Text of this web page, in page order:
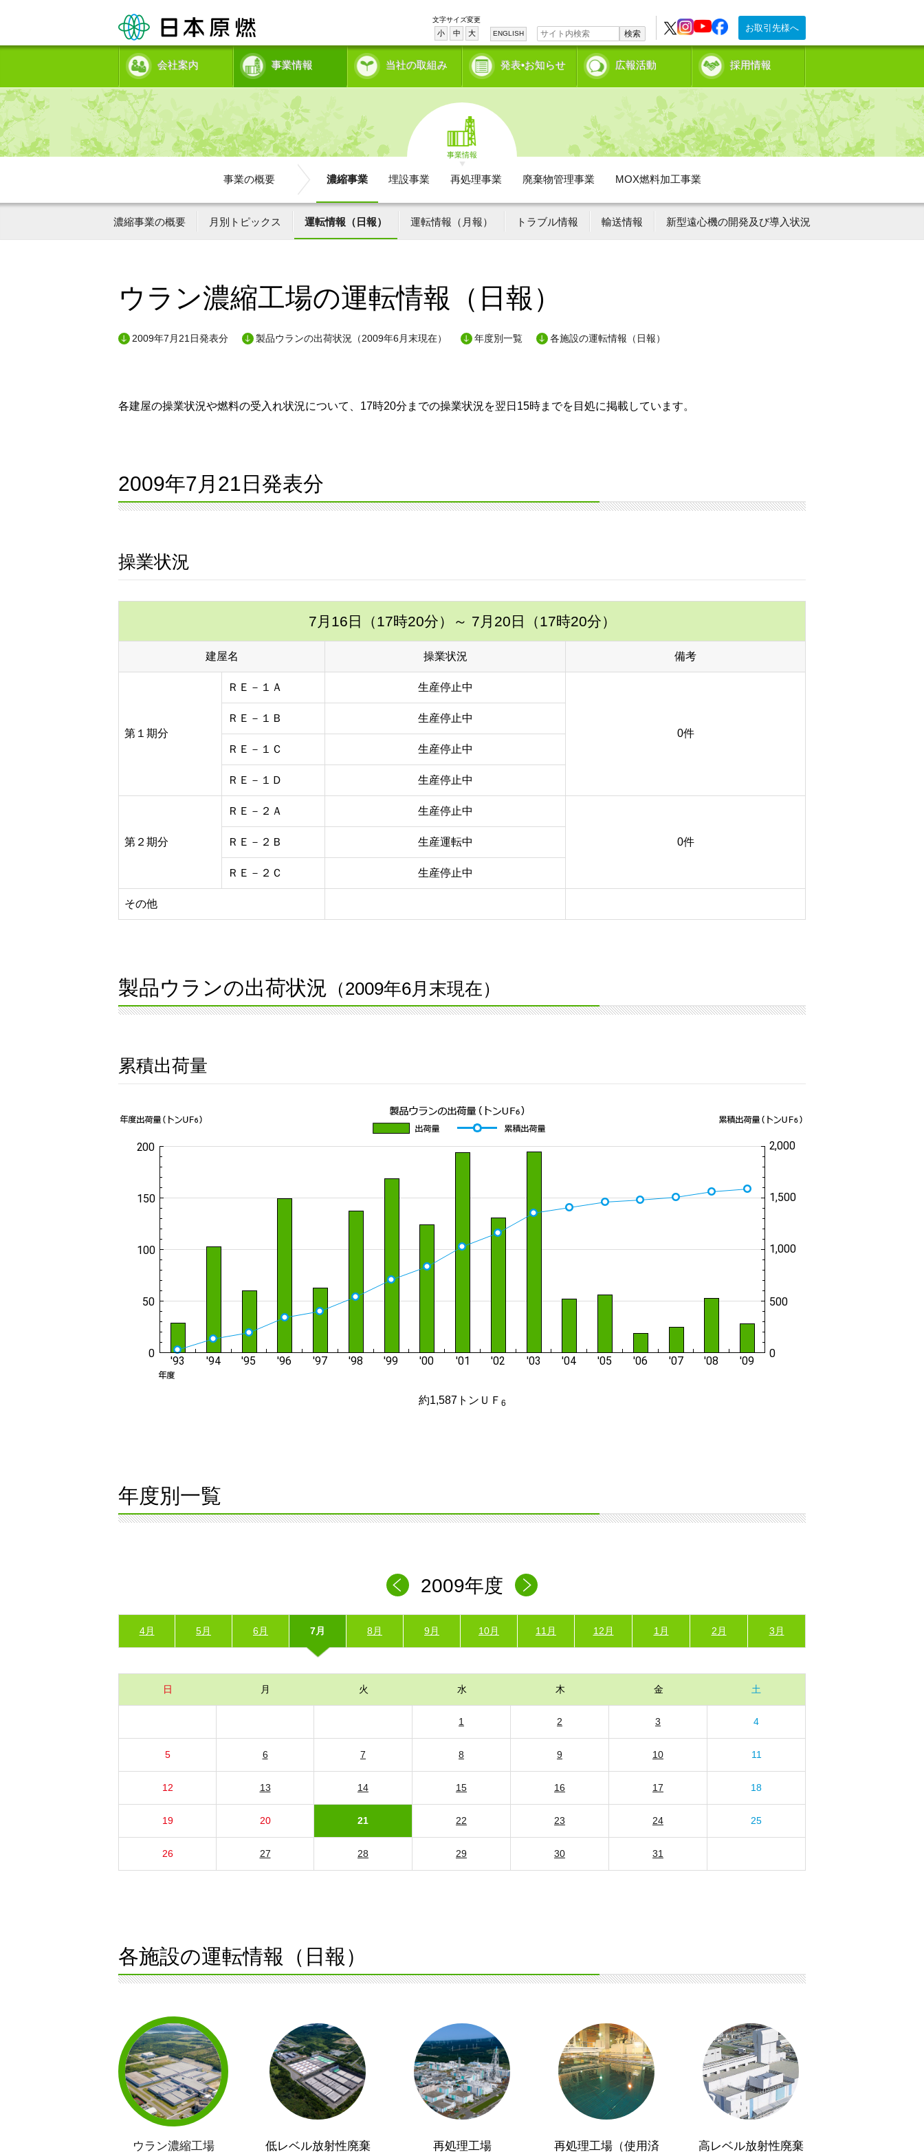
お取引先様へ
検索
文字サイズ変更
小 中 大 ENGLISH
会社案内 事業情報 当社の取組み 発表•お知らせ 広報活動 採用情報
事業情報
事業の概要 濃縮事業 埋設事業 再処理事業 廃棄物管理事業 MOX燃料加工事業
濃縮事業の概要 月別トピックス 運転情報（日報） 運転情報（月報） トラブル情報 輸送情報 新型遠心機の開発及び導入状況
ウラン濃縮工場の運転情報（日報）
2009年7月21日発表分 製品ウランの出荷状況（2009年6月末現在） 年度別一覧 各施設の運転情報（日報）
各建屋の操業状況や燃料の受入れ状況について、17時20分までの操業状況を翌日15時までを目処に掲載しています。
2009年7月21日発表分
操業状況
7月16日（17時20分） ～ 7月20日（17時20分）
建屋名 操業状況 備考
第１期分
ＲＥ－１Ａ 生産停止中
0件
ＲＥ－１Ｂ 生産停止中
ＲＥ－１Ｃ 生産停止中
ＲＥ－１Ｄ 生産停止中
第２期分
ＲＥ－２Ａ 生産停止中
0件
ＲＥ－２Ｂ 生産運転中
ＲＥ－２Ｃ 生産停止中
その他
製品ウランの出荷状況 （2009年6月末現在）
累積出荷量
約1,587トンＵＦ 6
年度別一覧
2009年度
4月 5月 6月 7月 8月 9月 10月 11月 12月 1月 2月 3月
日 月 火 水 木 金 土
1 2 3 4
5 6 7 8 9 10 11
12 13 14 15 16 17 18
19 20 21 22 23 24 25
26 27 28 29 30 31
各施設の運転情報（日報）
ウラン濃縮工場 低レベル放射性廃棄 再処理工場 再処理工場（使用済 高レベル放射性廃棄